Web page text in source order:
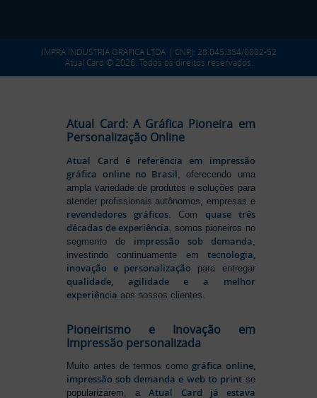
IMPRA INDUSTRIA GRAFICA LTDA | CNPJ: 28.045.354/0002-52
Atual Card © 2026. Todos os direitos reservados.
Atual Card: A Gráfica Pioneira em
Personalização Online
Atual Card é referência em impressão
gráfica online no Brasil , oferecendo uma
ampla variedade de produtos e soluções para
atender profissionais autônomos, empresas e
revendedores gráficos. Comquase três
décadas de experiência , somos pioneiros no
segmento de impressão sob demanda
investindo continuamente em tecnologia,
inovação e personalização para entregar
qualidade, agilidade e a melhor
experiência aos nossos clientes.
Pioneirismo e Inovação em
Impressão personalizada
Muito antes de termos como gráfica online,
impressão sob demanda e web to printse
popularizarem, aAtual Card já estava